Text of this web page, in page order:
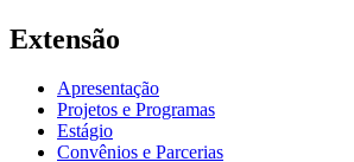
Extensão
Apresentação
Projetos e Programas
Estágio
Convênios e Parcerias